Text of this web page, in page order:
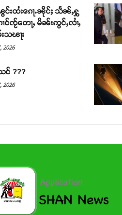
းထႆးၵေႃႉၼိုင်ႈ သႅၼ်ႇႁွ
င်ၸႂ်တေႃႇ မိၼ်းဢွင်ႇလၢႆႇ
သၽႃး
2026
င် ???
2026